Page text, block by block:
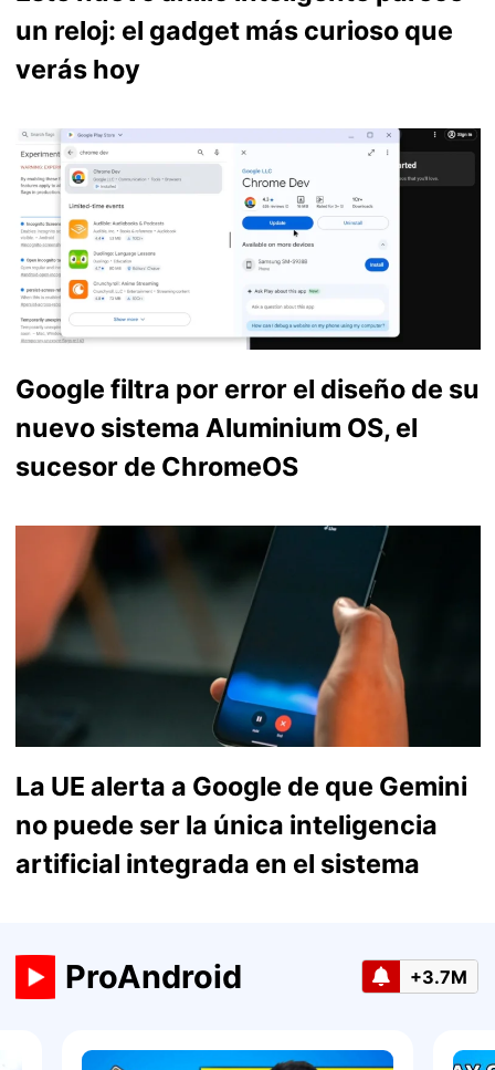
un reloj: el gadget más curioso que
verás hoy
Google filtra por error el diseño de su
nuevo sistema Aluminium OS, el
sucesor de ChromeOS
La UE alerta a Google de que Gemini
no puede ser la única inteligencia
artificial integrada en el sistema
ProAndroid +3.7M